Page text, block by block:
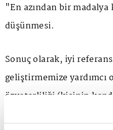
"En azından bir madalya
düşünmesi.
Sonuç olarak, iyi
geliştirmemize
özyeterliliği (kişinin
olan inancını)